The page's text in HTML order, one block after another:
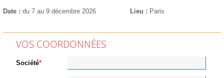
Date du 7 au 9 décembre 2026 Lieu Paris
VOS COORDONNÉES
Société